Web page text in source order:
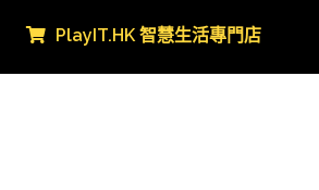
PlayIT.HK 智慧生活專門店